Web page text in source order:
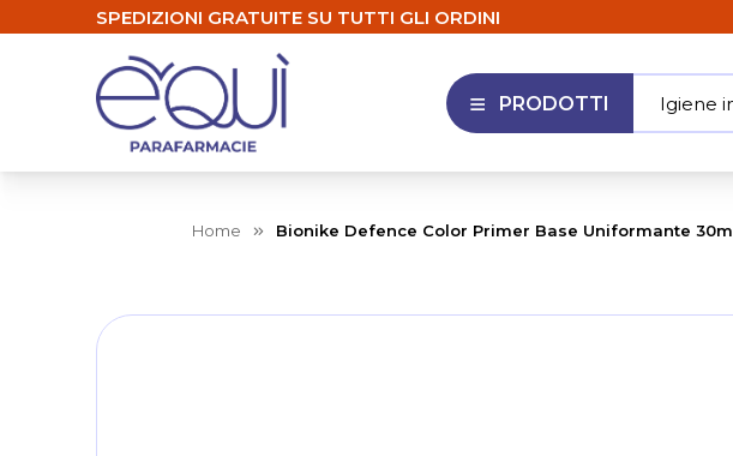
SPEDIZIONI GRATUITE SU TUTTI GLI ORDINI
APRI MENU
PRODOTTI Igiene
Home Bionike Defence Color Primer Base Uniformante
Skip
to